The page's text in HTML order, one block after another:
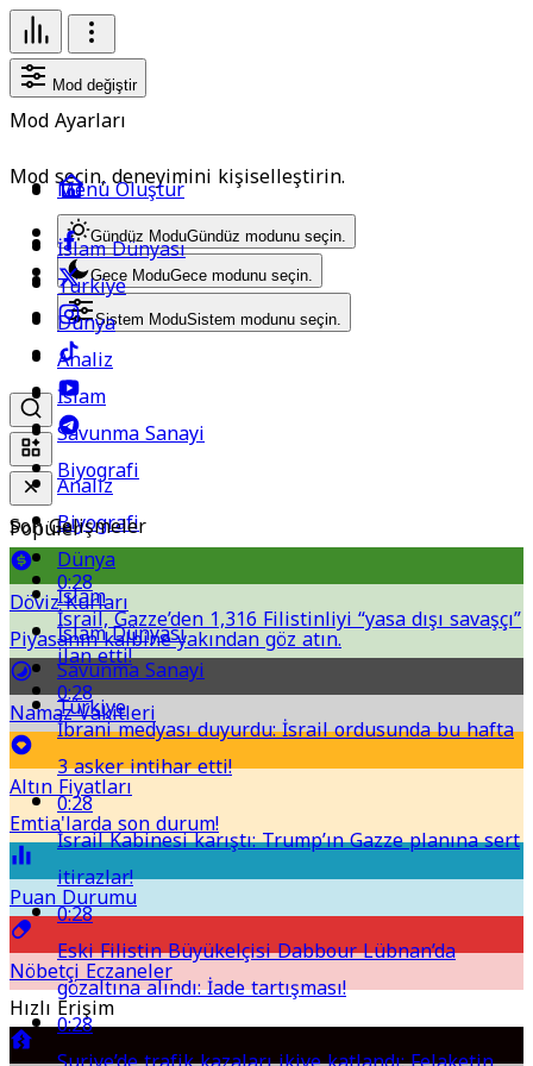
Mod değiştir
Mod Ayarları
Mod seçin, deneyimini kişiselleştirin.
Gündüz ModuGündüz modunu seçin.
Gece ModuGece modunu seçin.
Sistem ModuSistem modunu seçin.
Popüler
Döviz Kurları
Piyasanın kalbine yakından göz atın.
Namaz Vakitleri
Altın Fiyatları
Emtia'larda son durum!
Puan Durumu
Nöbetçi Eczaneler
Hızlı Erişim
Menü Oluştur
Analiz
Biyografi
Dünya
İslam
İslam Dünyası
Savunma Sanayi
Türkiye
İslam Dünyası
Türkiye
Dünya
Analiz
İslam
Savunma Sanayi
Biyografi
Son Gelişmeler
0:28
İsrail, Gazze’den 1,316 Filistinliyi “yasa dışı savaşçı”
ilan etti!
0:28
İbrani medyası duyurdu: İsrail ordusunda bu hafta
3 asker intihar etti!
0:28
İsrail Kabinesi karıştı: Trump’ın Gazze planına sert
itirazlar!
0:28
Eski Filistin Büyükelçisi Dabbour Lübnan’da
gözaltına alındı: İade tartışması!
0:28